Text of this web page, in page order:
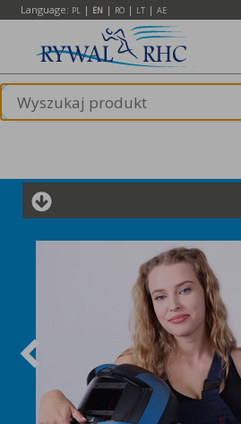
Language: PL | EN | RO | LT | AE